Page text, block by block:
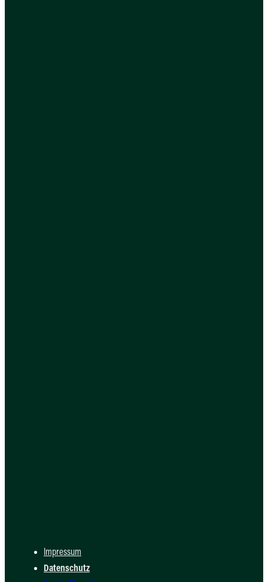
Impressum
Datenschutz